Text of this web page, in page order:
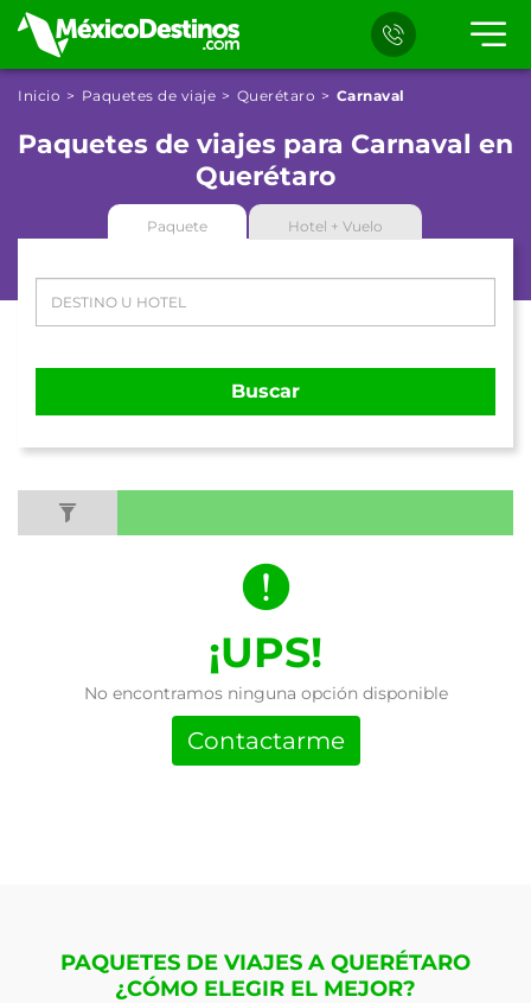
Inicio Paquetes de viaje Querétaro Carnaval
Paquetes de viajes para Carnaval en
Querétaro
Paquete Hotel + Vuelo
Buscar
¡UPS!
No encontramos ninguna opción disponible
Contactarme
PAQUETES DE VIAJES A QUERÉTARO
¿CÓMO ELEGIR EL MEJOR?